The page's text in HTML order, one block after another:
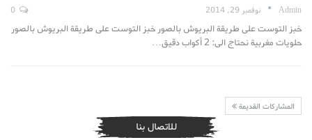
Admin نوفمبر 29, 2014
خبز التوست على طريقة البريوش بالصور خبز التوست على طريقة البريوش بالصور
حلويات مغربية نحتاج الى: 2 أكواب دقيق…
المشاركات القديمة
للاتصال بنا